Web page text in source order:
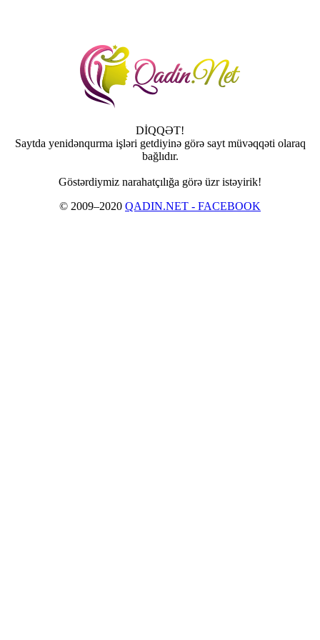
DİQQƏT!
Saytda yenidənqurma işləri getdiyinə görə sayt müvəqqəti olaraq
bağlıdır.
Göstərdiymiz narahatçılığa görə üzr istəyirik!
© 2009–2020 QADIN.NET - FACEBOOK